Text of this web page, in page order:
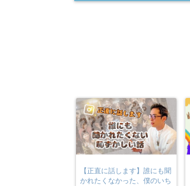
【正直に話します】誰にも聞
かれたくなかった、僕のいち